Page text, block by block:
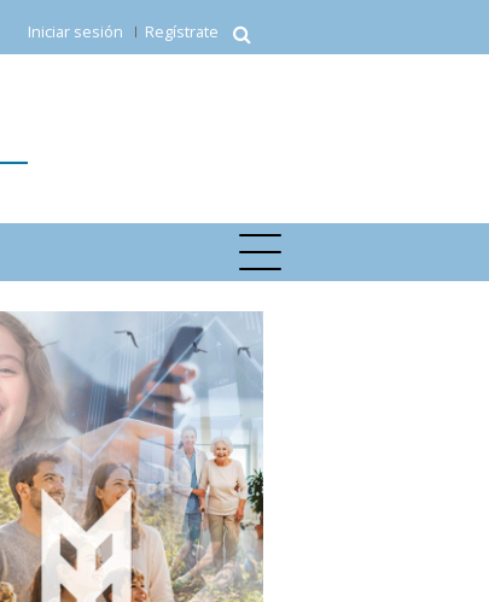
Iniciar sesión Regístrate